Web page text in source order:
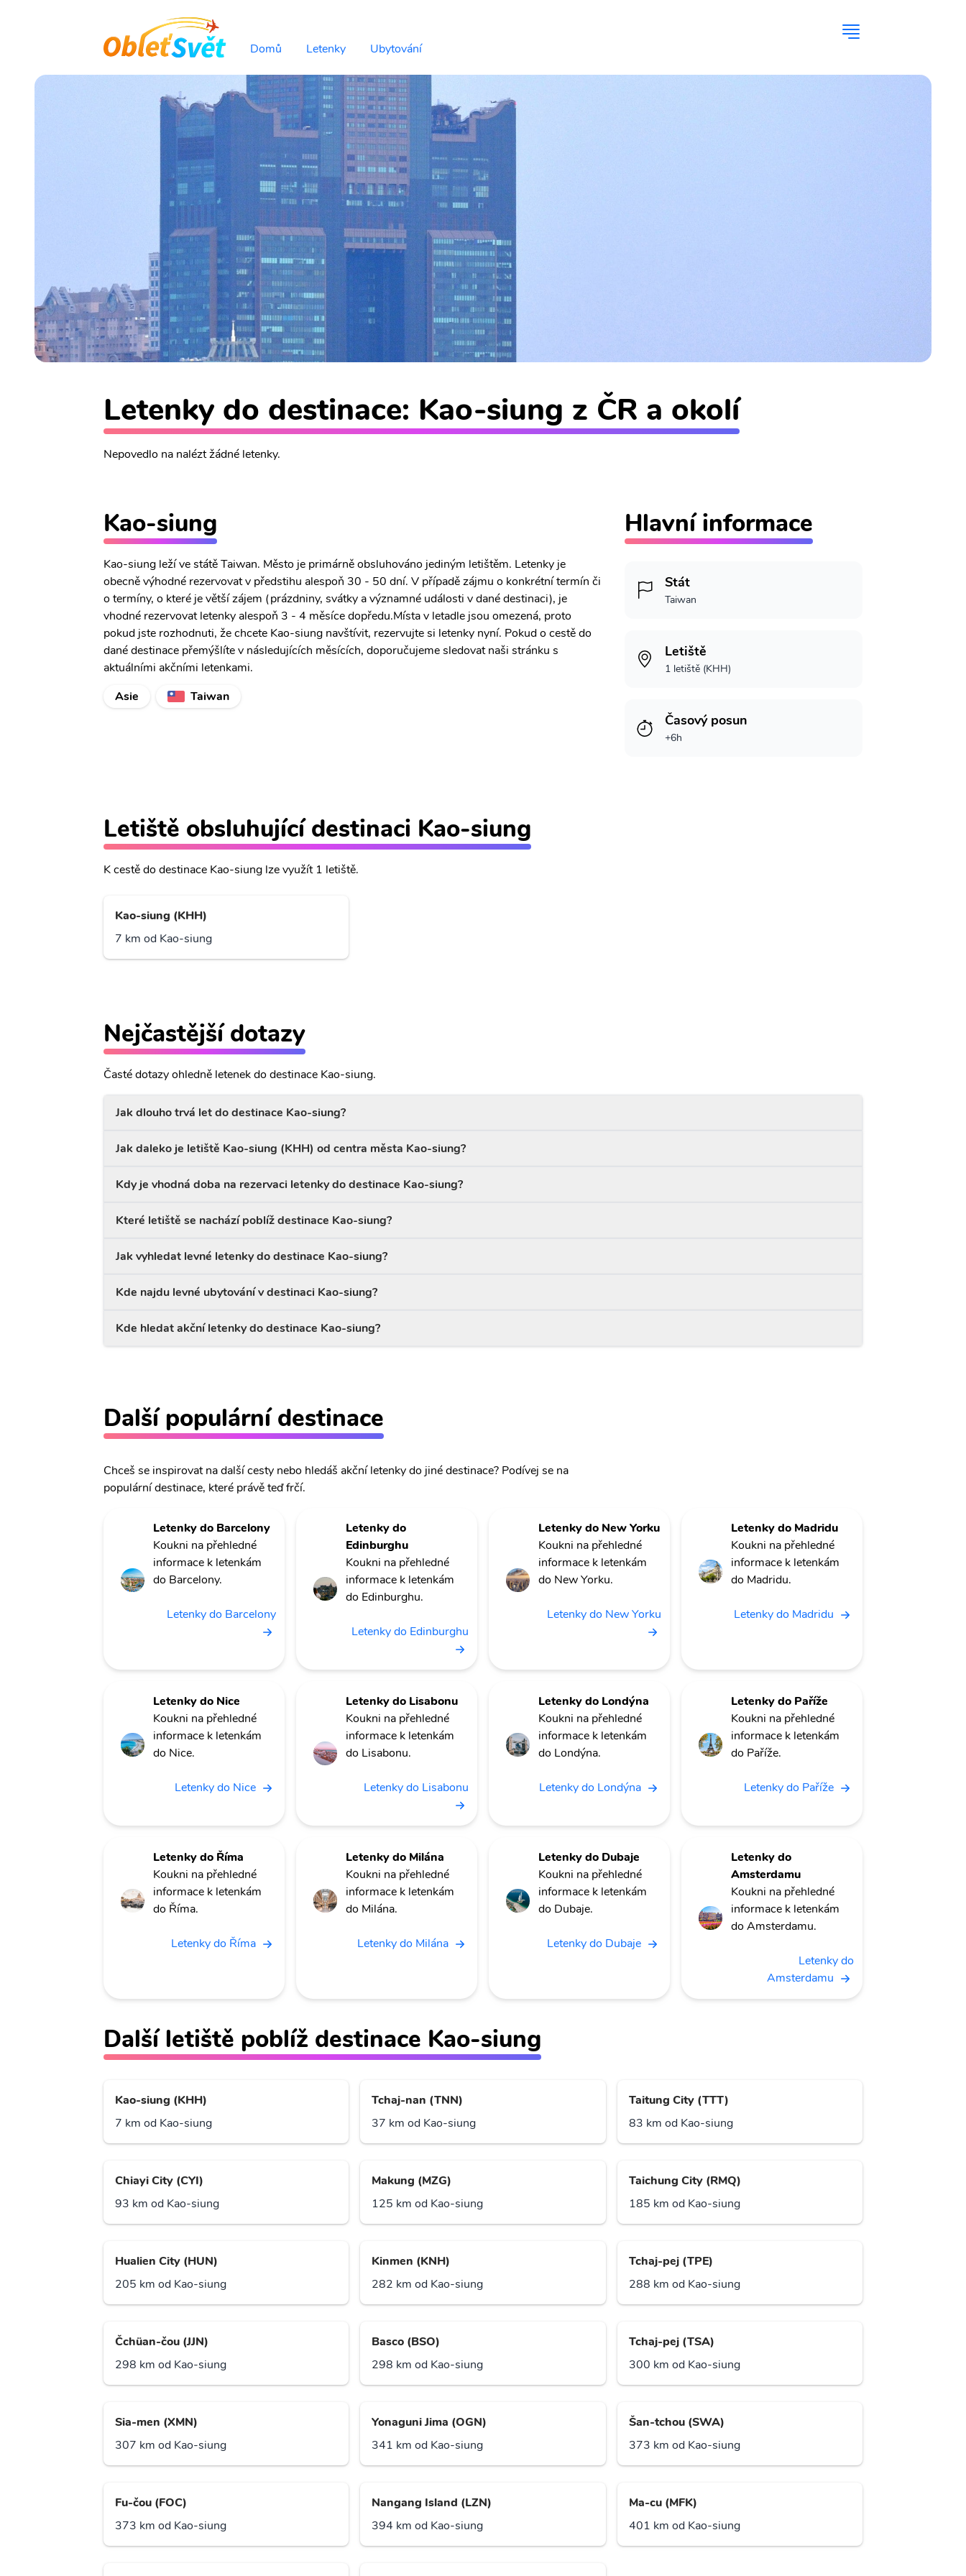
Domů Letenky Ubytování
Letenky do destinace: Kao-siung z ČR a okolí
Nepovedlo na nalézt žádné letenky.
Kao-siung
Kao-siung leží ve státě Taiwan. Město je primárně obsluhováno jediným letištěm. Letenky je
obecně výhodné rezervovat v předstihu alespoň 30 - 50 dní. V případě zájmu o konkrétní termín či
o termíny, o které je větší zájem (prázdniny, svátky a významné události v dané destinaci), je
vhodné rezervovat letenky alespoň 3 - 4 měsíce dopředu.Místa v letadle jsou omezená, proto
pokud jste rozhodnuti, že chcete Kao-siung navštívit, rezervujte si letenky nyní. Pokud o cestě do
dané destinace přemýšlíte v následujících měsících, doporučujeme sledovat naši stránku s
aktuálními akčními letenkami.
Asie
Taiwan
Hlavní informace
Stát
Taiwan
Letiště
1 letiště (KHH)
Časový posun
+6h
Letiště obsluhující destinaci Kao-siung
K cestě do destinace Kao-siung lze využít 1 letiště.
Kao-siung (KHH)
7 km od Kao-siung
Nejčastější dotazy
Časté dotazy ohledně letenek do destinace Kao-siung.
Jak dlouho trvá let do destinace Kao-siung?
Jak daleko je letiště Kao-siung (KHH) od centra města Kao-siung?
Kdy je vhodná doba na rezervaci letenky do destinace Kao-siung?
Které letiště se nachází poblíž destinace Kao-siung?
Jak vyhledat levné letenky do destinace Kao-siung?
Kde najdu levné ubytování v destinaci Kao-siung?
Kde hledat akční letenky do destinace Kao-siung?
Další populární destinace
Chceš se inspirovat na další cesty nebo hledáš akční letenky do jiné destinace? Podívej se na
populární destinace, které právě teď frčí.
Letenky do Barcelony
Koukni na přehledné
informace k letenkám
do Barcelony.
Letenky do Barcelony
Letenky do
Edinburghu
Koukni na přehledné
informace k letenkám
do Edinburghu.
Letenky do Edinburghu
Letenky do New Yorku
Koukni na přehledné
informace k letenkám
do New Yorku.
Letenky do New Yorku
Letenky do Madridu
Koukni na přehledné
informace k letenkám
do Madridu.
Letenky do Madridu
Letenky do Nice
Koukni na přehledné
informace k letenkám
do Nice.
Letenky do Nice
Letenky do Lisabonu
Koukni na přehledné
informace k letenkám
do Lisabonu.
Letenky do Lisabonu
Letenky do Londýna
Koukni na přehledné
informace k letenkám
do Londýna.
Letenky do Londýna
Letenky do Paříže
Koukni na přehledné
informace k letenkám
do Paříže.
Letenky do Paříže
Letenky do Říma
Koukni na přehledné
informace k letenkám
do Říma.
Letenky do Říma
Letenky do Milána
Koukni na přehledné
informace k letenkám
do Milána.
Letenky do Milána
Letenky do Dubaje
Koukni na přehledné
informace k letenkám
do Dubaje.
Letenky do Dubaje
Letenky do
Amsterdamu
Koukni na přehledné
informace k letenkám
do Amsterdamu.
Letenky do
Amsterdamu
Další letiště poblíž destinace Kao-siung
Kao-siung (KHH)
7 km od Kao-siung
Tchaj-nan (TNN)
37 km od Kao-siung
Taitung City (TTT)
83 km od Kao-siung
Chiayi City (CYI)
93 km od Kao-siung
Makung (MZG)
125 km od Kao-siung
Taichung City (RMQ)
185 km od Kao-siung
Hualien City (HUN)
205 km od Kao-siung
Kinmen (KNH)
282 km od Kao-siung
Tchaj-pej (TPE)
288 km od Kao-siung
Čchüan-čou (JJN)
298 km od Kao-siung
Basco (BSO)
298 km od Kao-siung
Tchaj-pej (TSA)
300 km od Kao-siung
Sia-men (XMN)
307 km od Kao-siung
Yonaguni Jima (OGN)
341 km od Kao-siung
Šan-tchou (SWA)
373 km od Kao-siung
Fu-čou (FOC)
373 km od Kao-siung
Nangang Island (LZN)
394 km od Kao-siung
Ma-cu (MFK)
401 km od Kao-siung